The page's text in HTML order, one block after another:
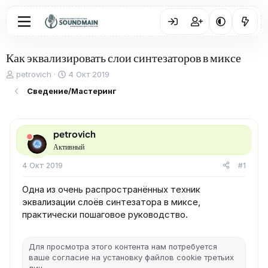
Как эквализировать слои синтезаторов в миксе
А
т
р
т
м
petrovich
Д
т
н
а
ч
а
4 Окт 2019
Сведение/Мастеринг
petrovich
Активный
4 Окт 2019 #1
Одна из очень распространённых техник
эквализации слоёв синтезатора в миксе,
практически пошаговое руководство.
Для просмотра этого контента нам потребуется
ваше согласие на установку файлов cookie третьих